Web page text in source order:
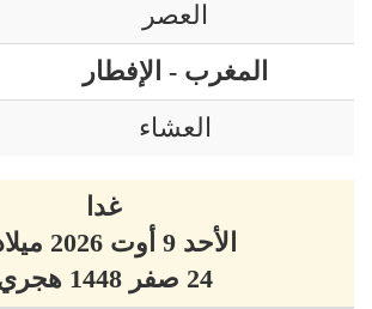
العصر
المغرب - الإفطار
العشاء
غدا
الأحد 9 أوت 2026 ميلادي
24 صفر 1448 هجري